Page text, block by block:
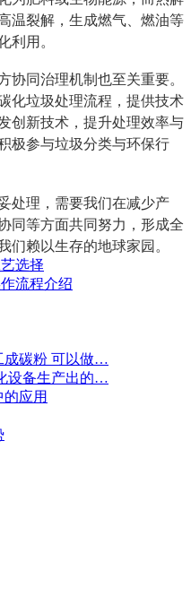
温裂解，生成燃气、燃油等
用。
同治理机制也至关重要。
化垃圾处理流程，提供技术
创新技术，提升处理效率与
极参与垃圾分类与环保行
处理，需要我们在减少产
同等方面共同努力，形成全
赖以生存的地球家园。
选择
流程介绍
成碳粉 可以做…
设备生产出的…
应用